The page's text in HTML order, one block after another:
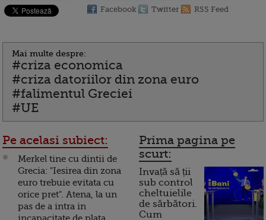
Facebook Twitter RSS Feed
Mai multe despre:
#criza economica
#criza datoriilor din zona euro
#falimentul Greciei
#UE
Pe acelasi subiect:
Merkel tine cu dintii de
Grecia: "Iesirea din zona
euro trebuie evitata cu
orice pret". Atena, la un
pas de a intra in
Prima pagina pe
scurt:
Invață să ții
sub control
cheltuielile
de sărbători.
Cum